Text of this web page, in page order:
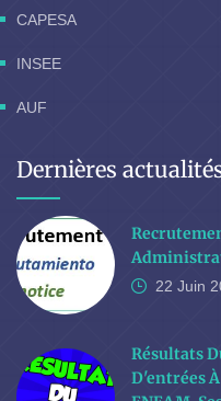
CAPESA
INSEE
AUF
Dernières
22 Juin
Résultats
D'entrées À